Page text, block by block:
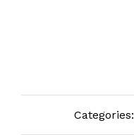
Categories: